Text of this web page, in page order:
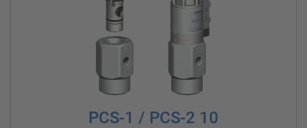
PCS-1 / PCS-2 10